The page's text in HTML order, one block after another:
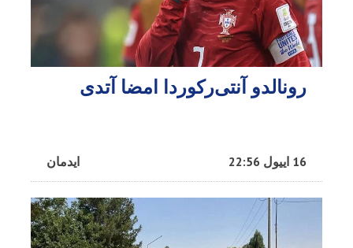
رونالدو آنتی‌رکوردا امضا آتدی
ایدمان 16 اییول 22:56